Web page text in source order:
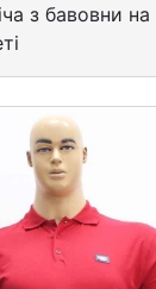
з бавовни на